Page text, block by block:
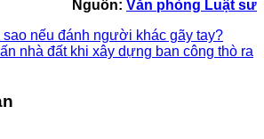
Nguồn: Văn phòng Luật sư
sao nếu đánh người khác gãy tay?
nhà đất khi xây dựng ban công thò ra